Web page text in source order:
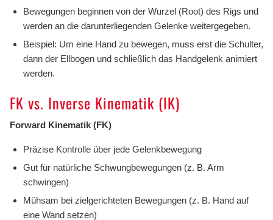
Bewegungen beginnen von der Wurzel (Root) des Rigs und
werden an die darunterliegenden Gelenke weitergegeben.
Beispiel: Um eine Hand zu bewegen, muss erst die Schulter,
dann der Ellbogen und schließlich das Handgelenk animiert
werden.
FK vs. Inverse Kinematik (IK)
Forward Kinematik (FK)
Präzise Kontrolle über jede Gelenkbewegung
Gut für natürliche Schwungbewegungen (z. B. Arm
schwingen)
Mühsam bei zielgerichteten Bewegungen (z. B. Hand auf
eine Wand setzen)